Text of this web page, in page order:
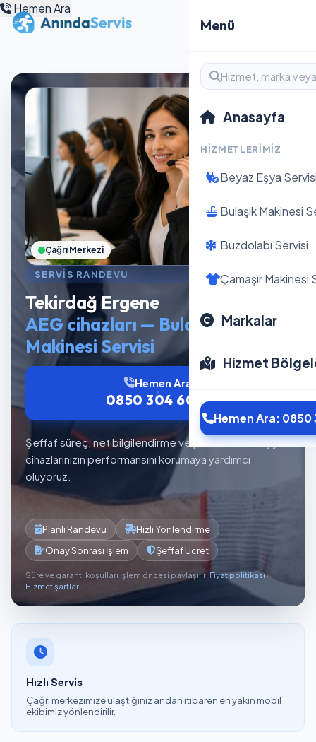
Menü
Anasayfa
HIZMETLERIMIZ
Beyaz Eşya
Bulaşık Makinesi
Buzdolabı Servisi
Çamaşır Makinesi
Markalar
Hizmet
Hemen Ara: 0850
Hemen Ara
SERVIS RANDEVU
Tekirdağ Ergene
AEG cihazları — Bulaşık
Makinesi Servisi
Şeffaf süreç, net bilgilendirme ve planlı servis akışıyla
cihazlarınızın performansını korumaya yardımcı
oluyoruz.
Hemen Ara
0850 304 6012
Planlı Randevu
Hızlı Yönlendirme
Onay Sonrası İşlem
Şeffaf Ücret
Süre ve garanti koşulları işlem öncesi paylaşılır.Fiyat politikası·
Hizmet şartları
Çağrı Merkezi
Hızlı Servis
Çağrı merkezimize ulaştığınız andan itibaren en yakın mobil
ekibimiz yönlendirilir.